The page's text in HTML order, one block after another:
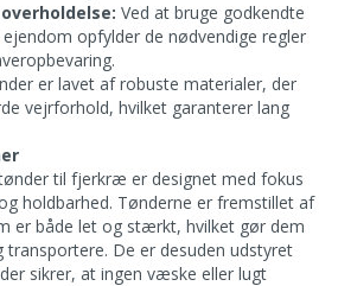
Ved at bruge godkendte
opfylder de nødvendige regler
er lavet af robuste materialer, der
vejrforhold, hvilket garanterer lang
til fjerkræ er designet med fokus
holdbarhed. Tønderne er fremstillet af
er både let og stærkt, hvilket gør dem
De er desuden udstyret
sikrer, at ingen væske eller lugt